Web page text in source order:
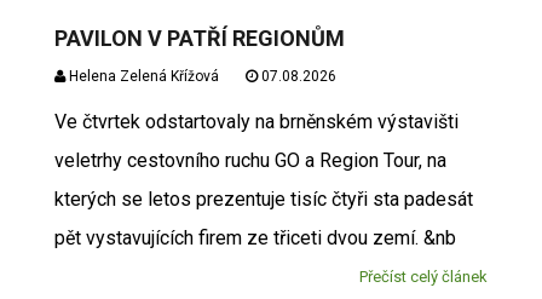
PAVILON V PATŘÍ REGIONŮM
Helena Zelená Křížová 07.08.2026
Ve čtvrtek odstartovaly na brněnském výstavišti
veletrhy cestovního ruchu GO a Region Tour, na
kterých se letos prezentuje tisíc čtyři sta padesát
pět vystavujících firem ze třiceti dvou zemí. &nb
Přečíst celý článek